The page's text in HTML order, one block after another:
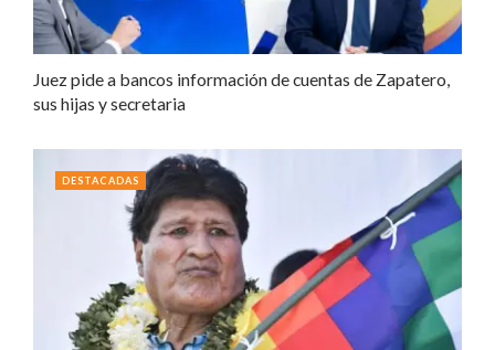
Juez pide a bancos información de cuentas de Zapatero,
sus hijas y secretaria
DESTACADAS